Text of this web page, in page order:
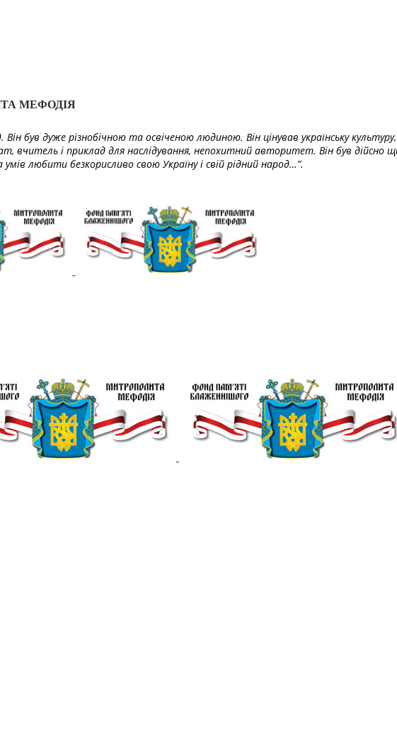
МЕФОДІЯ
був дуже різнобічною та освіченою людиною. Він цінував українську
вчитель і приклад для наслідування, непохитний авторитет. Він був
любити безкорисливо свою Україну і свій рідний народ…”.